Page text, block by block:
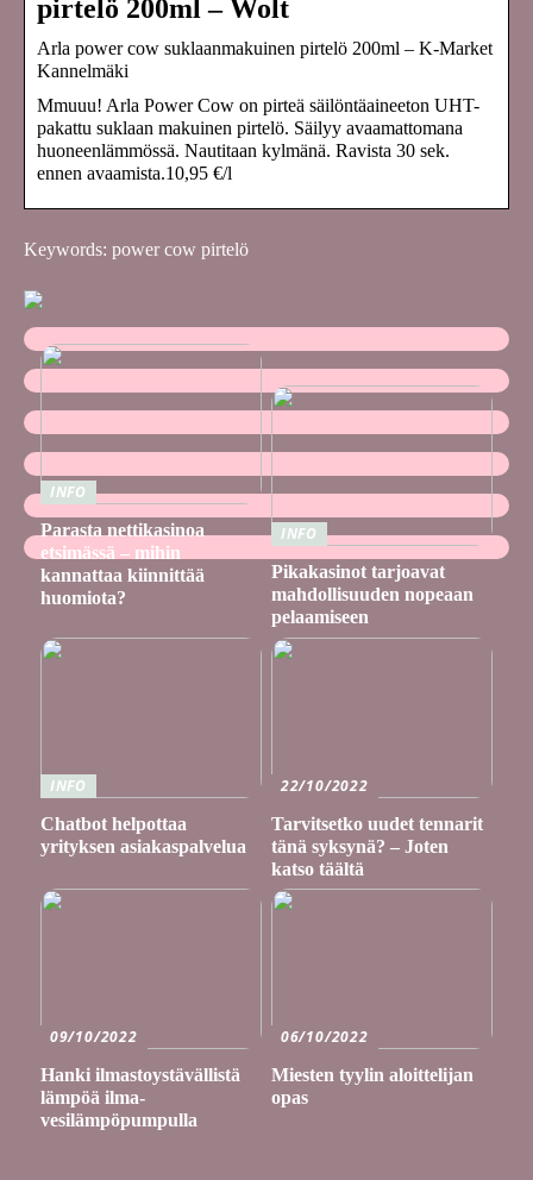
pirtelö 200ml – Wolt
Arla power cow suklaanmakuinen pirtelö 200ml – K-Market
Kannelmäki
Mmuuu! Arla Power Cow on pirteä säilöntäaineeton UHT-
pakattu suklaan makuinen pirtelö. Säilyy avaamattomana
huoneenlämmössä. Nautitaan kylmänä. Ravista 30 sek.
ennen avaamista.10,95 €/l
Keywords: power cow pirtelö
INFO
Parasta nettikasinoa
etsimässä – mihin
kannattaa kiinnittää
huomiota?
INFO
Pikakasinot tarjoavat
mahdollisuuden nopeaan
pelaamiseen
INFO
Chatbot helpottaa
yrityksen asiakaspalvelua
22/10/2022
Tarvitsetko uudet tennarit
tänä syksynä? – Joten
katso täältä
09/10/2022
Hanki ilmastoystävällistä
lämpöä ilma-
vesilämpöpumpulla
06/10/2022
Miesten tyylin aloittelijan
opas